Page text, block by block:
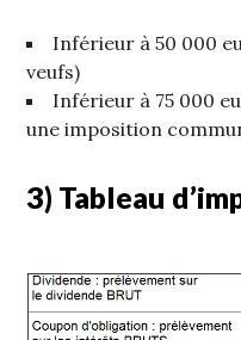
Inférieur à 50 000
veufs)
Inférieur à 75 000
une imposition
3) Tableau